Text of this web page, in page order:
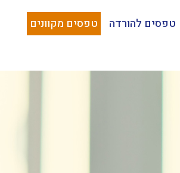
טפסים להורדה טפסים מקוונים